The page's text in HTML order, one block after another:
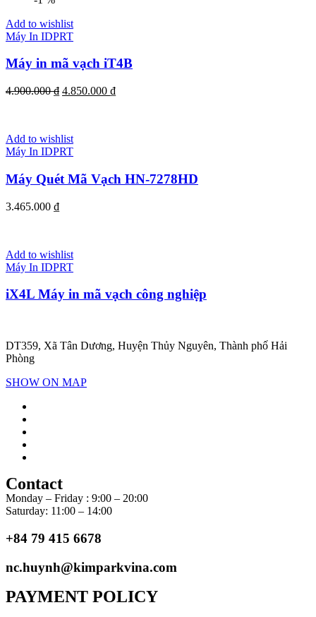
Add to wishlist
Máy In IDPRT
Máy in mã vạch iT4B
4.900.000₫ 4.850.000 ₫
Add to wishlist
Máy In IDPRT
Máy Quét Mã Vạch HN-7278HD
3.465.000 ₫
Add to wishlist
Máy In IDPRT
iX4L Máy in mã vạch công nghiệp
DT359, Xã Tân Dương, Huyện Thủy Nguyên, Thành phố Hải
Phòng
SHOW ON MAP
Contact
Monday – Friday : 9:00 – 20:00
Saturday: 11:00 – 14:00
+84 79 415 6678
nc.huynh@kimparkvina.com
PAYMENT POLICY